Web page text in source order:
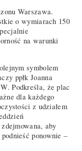
Warszawa.
o wymiarach 150
na warunki
symbolem
ppłk Joanna
Podkreśla, że plac
dla każdego
z udziałem
aby
ponownie –